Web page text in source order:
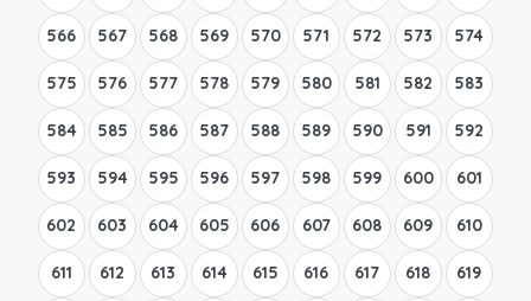
566 567 568 569 570 571 572 573 574
575 576 577 578 579 580 581 582 583
584 585 586 587 588 589 590 591 592
593 594 595 596 597 598 599 600 601
602 603 604 605 606 607 608 609 610
611 612 613 614 615 616 617 618 619